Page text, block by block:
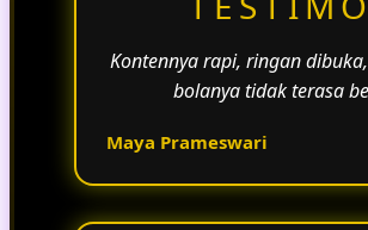
Kontennya rapi, ringan
bolanya tidak terasa
Maya Prameswari